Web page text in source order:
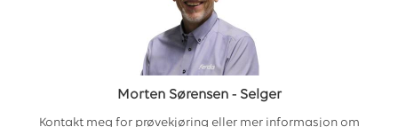
Morten Sørensen- Selger
Kontakt meg for prøvekjøring eller mer informasjon om